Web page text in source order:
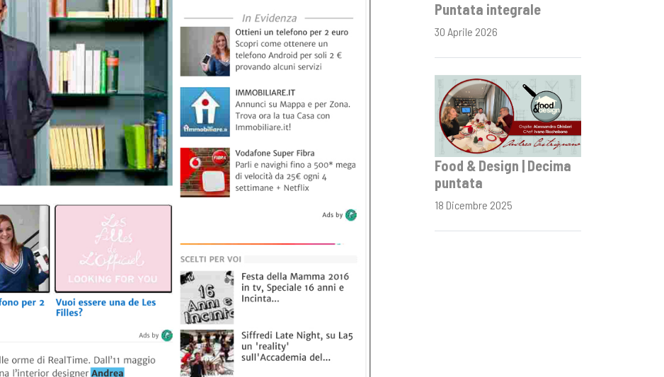
Puntata integrale
30 Aprile 2026
Food & Design | Decima
puntata
18 Dicembre 2025